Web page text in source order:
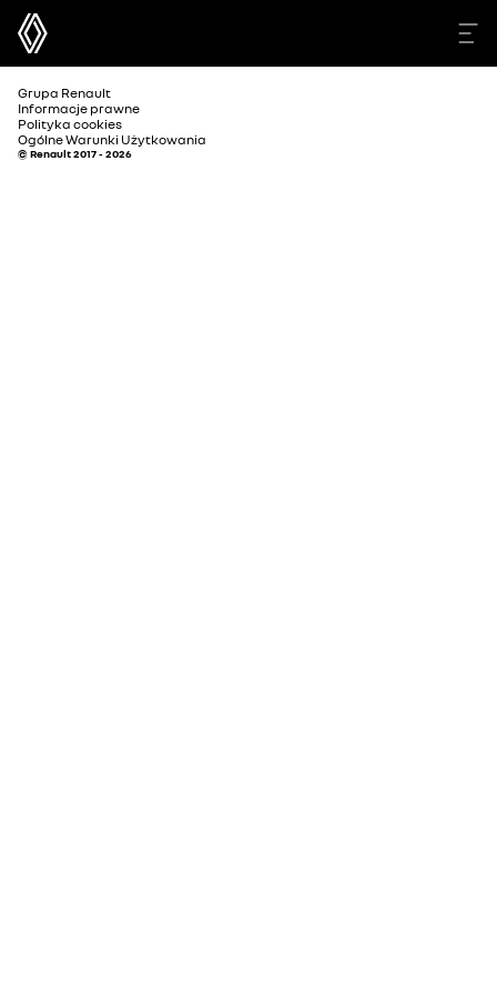
Grupa Renault
Informacje prawne
Polityka cookies
Ogólne Warunki Użytkowania
© Renault 2017 - 2026